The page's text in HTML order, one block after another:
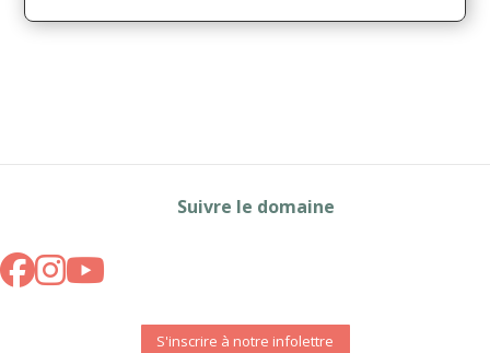
Suivre le domaine
S'inscrire à notre infolettre